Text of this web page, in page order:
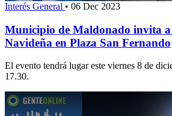
Interés General • 06 Dec 2023
Municipio de Maldonado invita
Navideña en Plaza San Fernando
El evento tendrá lugar este viernes 8 de
17.30.